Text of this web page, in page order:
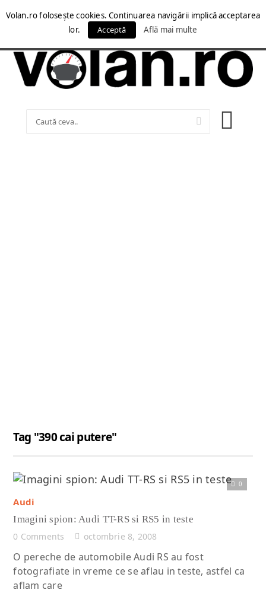
Tag "390 cai putere"
0
Citește articolul complet
Audi
Imagini spion: Audi TT-RS si RS5 in teste
0 Comments
octombrie 8, 2008
O pereche de automobile Audi RS au fost
fotografiate in vreme ce se aflau in teste, astfel ca
aflam care
Volan.ro folosește cookies. Continuarea navigării implică acceptarea
lor.
Acceptă Află mai multe